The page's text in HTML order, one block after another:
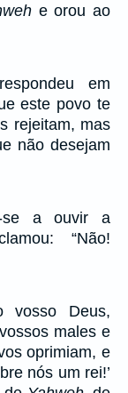
e orou ao
em
este povo te
rejeitam, mas
não desejam
se a ouvir a
“Não!
vosso Deus,
males e
oprimiam, e
nós um rei!’